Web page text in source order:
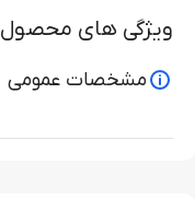
ویژگی های محصول
مشخصات عمومی